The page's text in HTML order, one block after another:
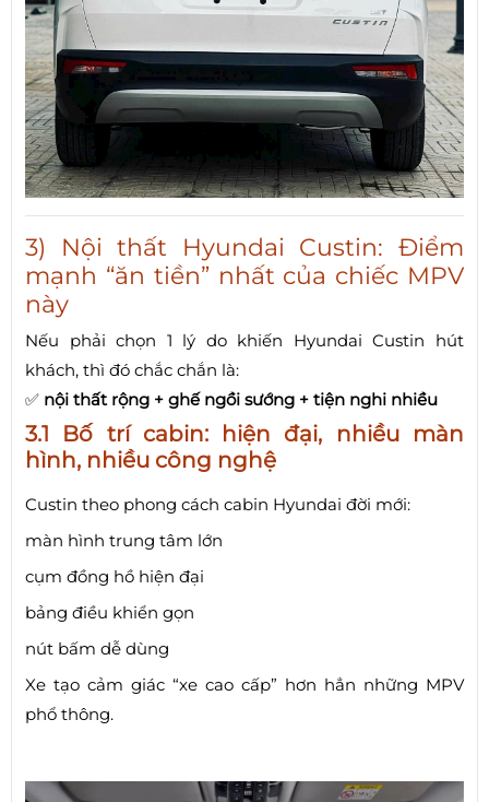
3) Nội thất Hyundai Custin: Điểm
mạnh “ăn tiền” nhất của chiếc MPV
này
Nếu phải chọn 1 lý do khiến Hyundai Custin hút
khách, thì đó chắc chắn là:
✅ nội thất rộng + ghế ngồi sướng + tiện nghi nhiều
3.1 Bố trí cabin: hiện đại, nhiều màn
hình, nhiều công nghệ
Custin theo phong cách cabin Hyundai đời mới:
màn hình trung tâm lớn
cụm đồng hồ hiện đại
bảng điều khiển gọn
nút bấm dễ dùng
Xe tạo cảm giác “xe cao cấp” hơn hẳn những MPV
phổ thông.